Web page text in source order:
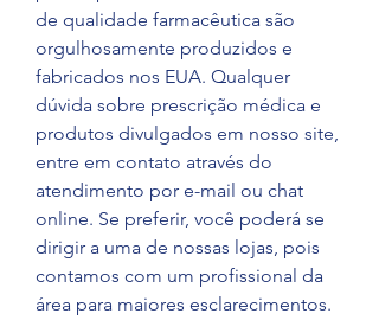
de qualidade farmacêutica são
orgulhosamente produzidos e
fabricados nos EUA. Qualquer
dúvida sobre prescrição médica e
produtos divulgados em nosso site,
entre em contato através do
atendimento por e-mail ou chat
online. Se preferir, você poderá se
dirigir a uma de nossas lojas, pois
contamos com um profissional da
área para maiores esclarecimentos.